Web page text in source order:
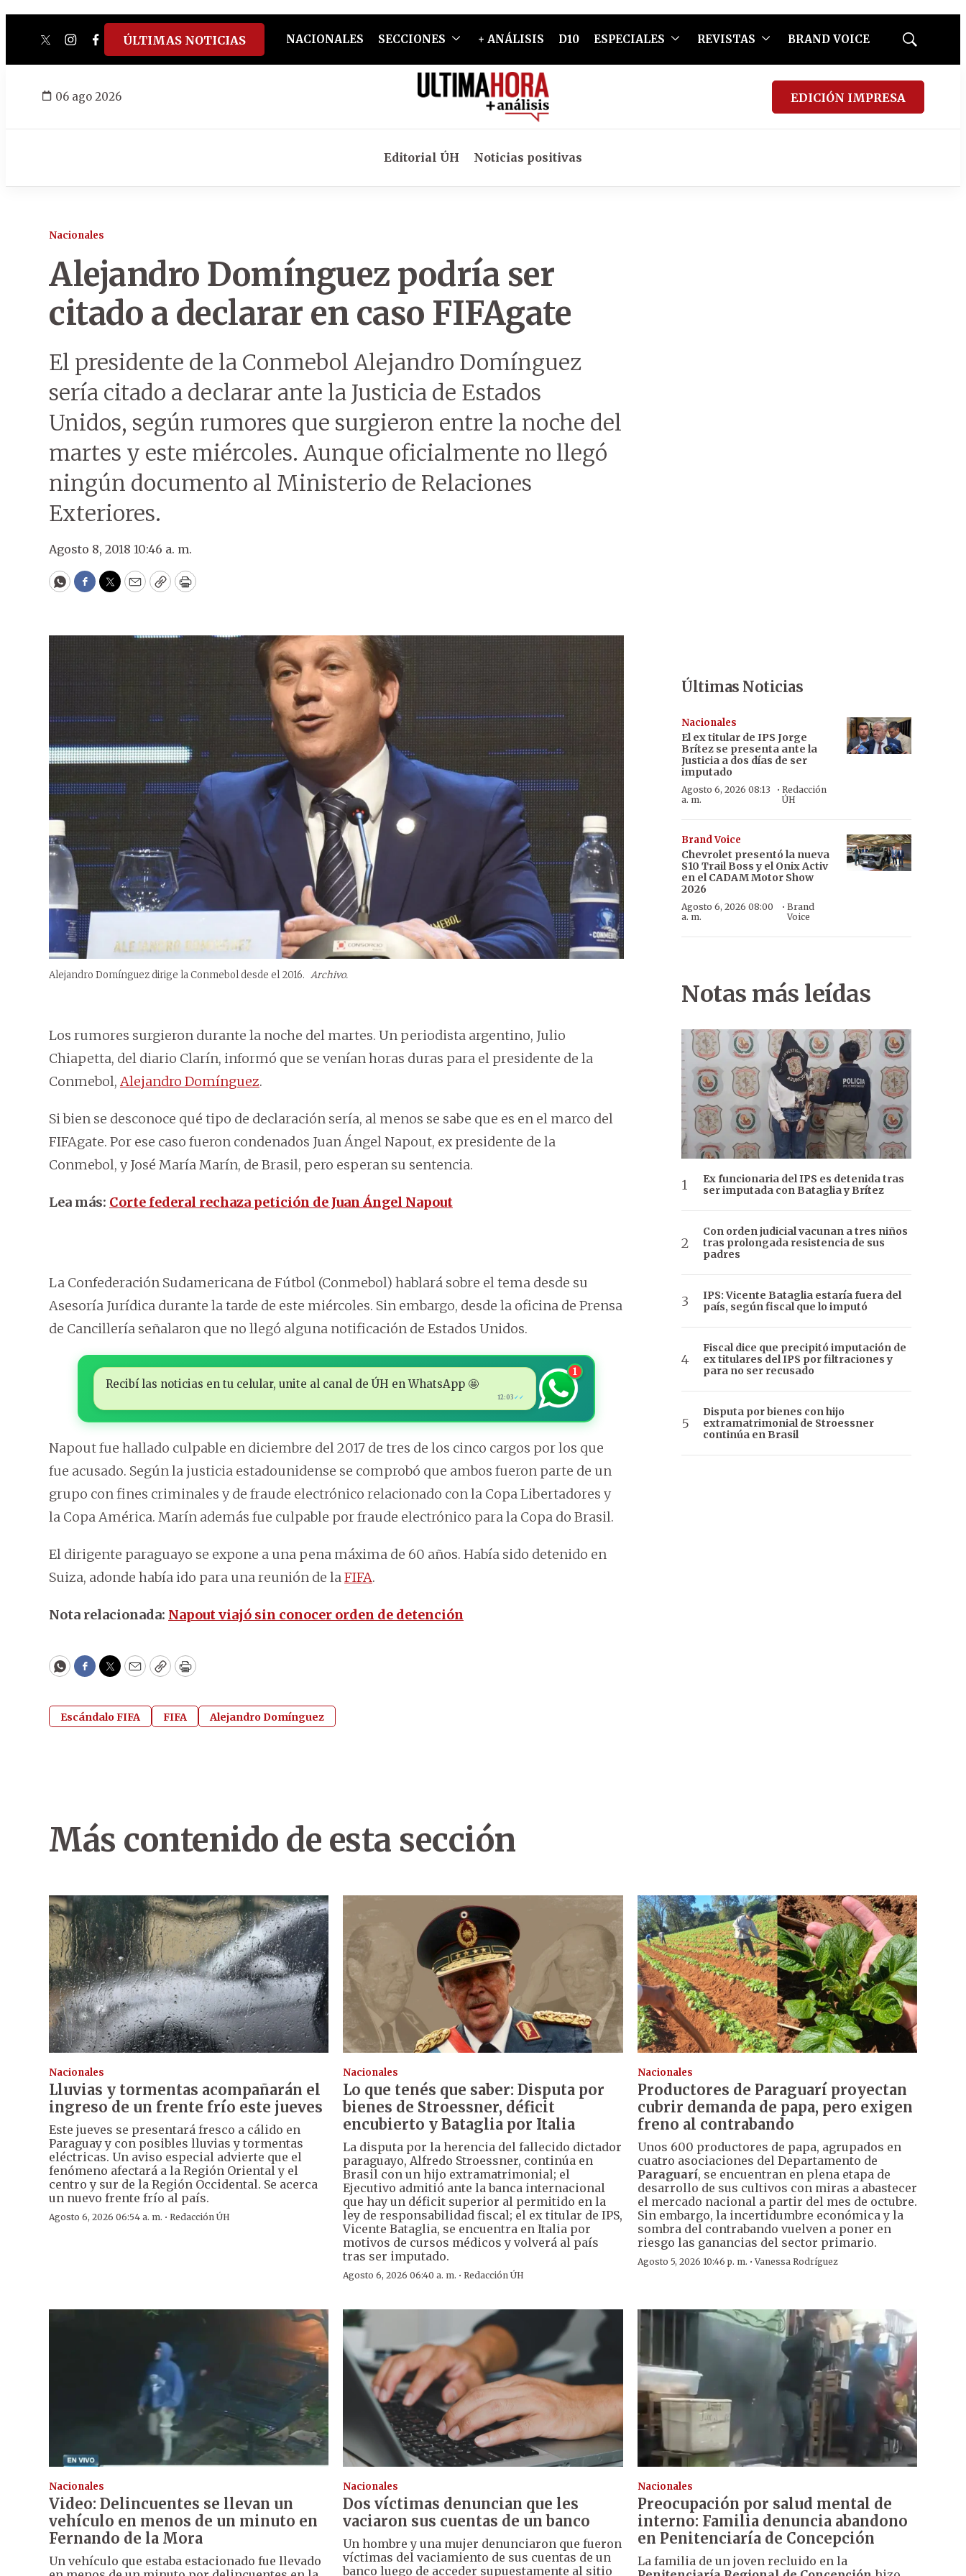
twitterinstagram
facebook
tiktokyoutube
spotify
ÚLTIMAS NOTICIAS NACIONALES SECCIONES + ANÁLISIS D10 ESPECIALES REVISTAS BRAND VOICE
Mostrar
06 ago 2026 EDICIÓN IMPRESA
Editorial ÚH Noticias positivas
Nacionales
Alejandro Domínguez podría ser
citado a declarar en caso FIFAgate
El presidente de la Conmebol Alejandro Domínguez
sería citado a declarar ante la Justicia de Estados
Unidos, según rumores que surgieron entre la noche del
martes y este miércoles. Aunque oficialmente no llegó
ningún documento al Ministerio de Relaciones
Exteriores.
Agosto 8, 2018 10:46 a. m.
WhatsApp
Facebook
Twitter
EmailCopyPrint
Alejandro Domínguez dirige la Conmebol desde el 2016. Archivo.
Los rumores surgieron durante la noche del martes. Un periodista argentino, Julio
Chiapetta, del diario Clarín, informó que se venían horas duras para el presidente de la
Conmebol, Alejandro Domínguez.
Si bien se desconoce qué tipo de declaración sería, al menos se sabe que es en el marco del
FIFAgate. Por ese caso fueron condenados Juan Ángel Napout, ex presidente de la
Conmebol, y José María Marín, de Brasil, pero esperan su sentencia.
Lea más: Corte federal rechaza petición de Juan Ángel Napout
La Confederación Sudamericana de Fútbol (Conmebol) hablará sobre el tema desde su
Asesoría Jurídica durante la tarde de este miércoles. Sin embargo, desde la oficina de Prensa
de Cancillería señalaron que no llegó alguna notificación de Estados Unidos.
Recibí las noticias en tu celular, unite al canal de ÚH en WhatsApp 🤩
12:03 ✓✓
1
Napout fue hallado culpable en diciembre del 2017 de tres de los cinco cargos por los que
fue acusado. Según la justicia estadounidense se comprobó que ambos fueron parte de un
grupo con fines criminales y de fraude electrónico relacionado con la Copa Libertadores y
la Copa América. Marín además fue culpable por fraude electrónico para la Copa do Brasil.
El dirigente paraguayo se expone a una pena máxima de 60 años. Había sido detenido en
Suiza, adonde había ido para una reunión de laFIFA.
Nota relacionada: Napout viajó sin conocer orden de detención
WhatsApp
Facebook
Twitter
EmailCopyPrint
Escándalo FIFA FIFA Alejandro Domínguez
Últimas Noticias
Nacionales
El ex titular de IPS Jorge
Brítez se presenta ante la
Justicia a dos días de ser
imputado
Agosto 6, 2026 08:13
a. m.
· Redacción
ÚH
Brand Voice
Chevrolet presentó la nueva
S10 Trail Boss y el Onix Activ
en el CADAM Motor Show
2026
Agosto 6, 2026 08:00
a. m.
·Brand
Voice
Notas más leídas
Ex funcionaria del IPS es detenida tras
ser imputada con Bataglia y Brítez
Con orden judicial vacunan a tres niños
tras prolongada resistencia de sus
padres
IPS: Vicente Bataglia estaría fuera del
país, según fiscal que lo imputó
Fiscal dice que precipitó imputación de
ex titulares del IPS por filtraciones y
para no ser recusado
Disputa por bienes con hijo
extramatrimonial de Stroessner
continúa en Brasil
Más contenido de esta sección
Nacionales
Lluvias y tormentas acompañarán el
ingreso de un frente frío este jueves
Este jueves se presentará fresco a cálido en
Paraguay y con posibles lluvias y tormentas
eléctricas. Un aviso especial advierte que el
fenómeno afectará a la Región Oriental y el
centro y sur de la Región Occidental. Se acerca
un nuevo frente frío al país.
Agosto 6, 2026 06:54 a. m. · Redacción ÚH
Nacionales
Lo que tenés que saber: Disputa por
bienes de Stroessner, déficit
encubierto y Bataglia por Italia
La disputa por la herencia del fallecido dictador
paraguayo, Alfredo Stroessner, continúa en
Brasil con un hijo extramatrimonial; el
Ejecutivo admitió ante la banca internacional
que hay un déficit superior al permitido en la
ley de responsabilidad fiscal; el ex titular de IPS,
Vicente Bataglia, se encuentra en Italia por
motivos de cursos médicos y volverá al país
tras ser imputado.
Agosto 6, 2026 06:40 a. m. ·Redacción ÚH
Nacionales
Productores de Paraguarí proyectan
cubrir demanda de papa, pero exigen
freno al contrabando
Unos 600 productores de papa, agrupados en
cuatro asociaciones del Departamento de
Paraguarí, se encuentran en plena etapa de
desarrollo de sus cultivos con miras a abastecer
el mercado nacional a partir del mes de octubre.
Sin embargo, la incertidumbre económica y la
sombra del contrabando vuelven a poner en
riesgo las ganancias del sector primario.
Agosto 5, 2026 10:46 p. m. ·Vanessa Rodríguez
Nacionales
Video: Delincuentes se llevan un
vehículo en menos de un minuto en
Fernando de la Mora
Un vehículo que estaba estacionado fue llevado
Nacionales
Dos víctimas denuncian que les
vaciaron sus cuentas de un banco
Un hombre y una mujer denunciaron que fueron
víctimas del vaciamiento de sus cuentas de un
banco luego de acceder supuestamente al sitio
Nacionales
Preocupación por salud mental de
interno: Familia denuncia abandono
en Penitenciaría de Concepción
La familia de un joven recluido en la